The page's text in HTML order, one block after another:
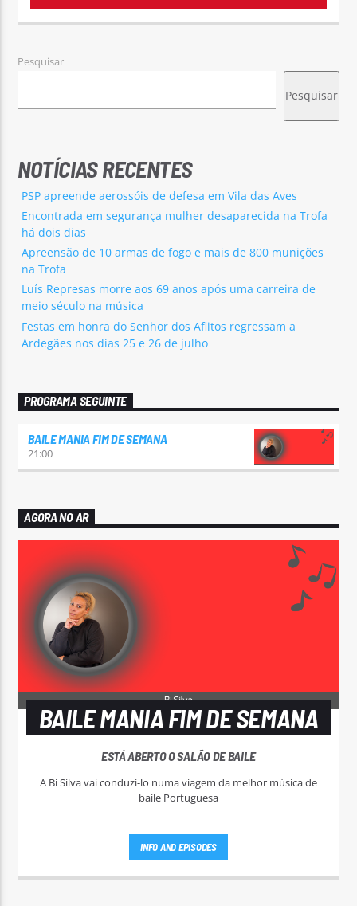
Pesquisar
Pesquisar
NOTÍCIAS RECENTES
PSP apreende aerossóis de defesa em Vila das Aves
Encontrada em segurança mulher desaparecida na Trofa
há dois dias
Apreensão de 10 armas de fogo e mais de 800 munições
na Trofa
Luís Represas morre aos 69 anos após uma carreira de
meio século na música
Festas em honra do Senhor dos Aflitos regressam a
Ardegães nos dias 25 e 26 de julho
PROGRAMA SEGUINTE
BAILE MANIA FIM DE SEMANA
21:00
AGORA NO AR
BAILE MANIA FIM DE SEMANA
ESTÁ ABERTO O SALÃO DE BAILE
A Bi Silva vai conduzi-lo numa viagem da melhor música de
baile Portuguesa
INFO AND EPISODES